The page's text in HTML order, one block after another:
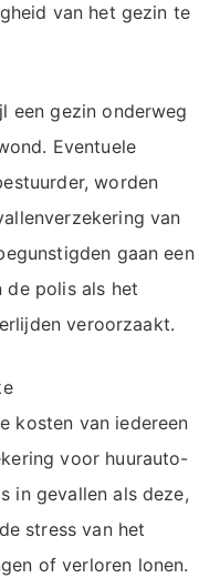
van het gezin te
een gezin onderweg
Eventuele
worden
van
gaan een
de polis als het
veroorzaakt.
kosten van iedereen
voor huurauto-
in gevallen als deze,
stress van het
of verloren lonen.